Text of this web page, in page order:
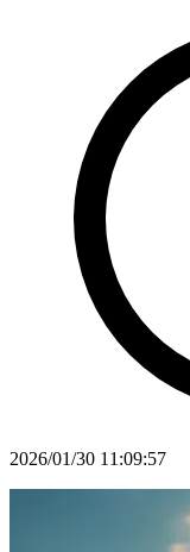
2026/01/30 11:09:57